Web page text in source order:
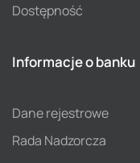
Dostępność
Informacje o banku
Dane rejestrowe
Rada Nadzorcza